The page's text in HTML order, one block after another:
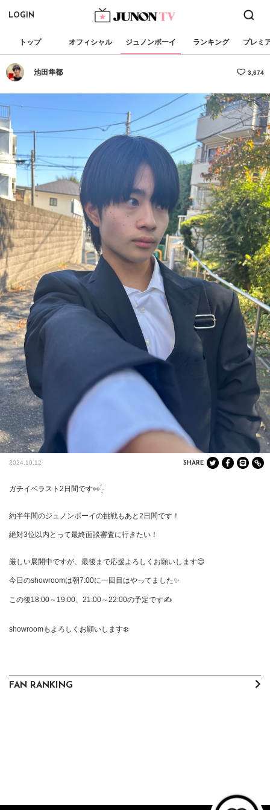
LOGIN
トップ オフィシャル ジュノンボーイ ランキング プレミ
池田隼都 3,674
2024.10.12 SHARE
ガチイベラスト2日間です👀 ̖́-‬
約半年間のジュノンボーイの挑戦もあと2日間です！
絶対3位以内とって最終面談審査に行きたい！
厳しい展開中ですが、最後まで応援よろしくお願いします😊
今日のshowroomは朝7:00に一回目はやってました✨️
この後18:00～19:00、21:00～22:00の予定です✍️
showroomもよろしくお願いします❄️
FAN RANKING